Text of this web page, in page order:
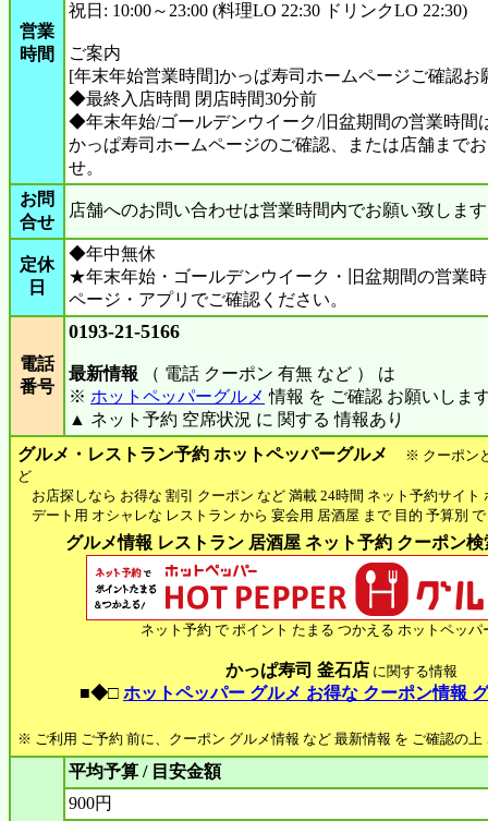
営業
時間
祝日: 10:00～23:00 (料理LO 22:30 ドリンクLO 22:30)
ご案内
[年末年始営業時間]かっぱ寿司ホームページご確認お
◆最終入店時間 閉店時間30分前
◆年末年始/ゴールデンウイーク/旧盆期間の営業時間
かっぱ寿司ホームページのご確認、または店舗まで
せ。
お問
合せ
店舗へのお問い合わせは営業時間内でお願い致しま
定休
日
◆年中無休
★年末年始・ゴールデンウイーク・旧盆期間の営業
ページ・アプリでご確認ください。
電話
番号
0193-21-5166
最新情報 （ 電話 クーポン 有無 など ） は
※ ホットペッパーグルメ 情報 を ご確認 お願いしま
▲ ネット予約 空席状況 に 関する 情報あり
グルメ・レストラン予約 ホットペッパーグルメ
※ クーポン
ど
お店探しなら お得な 割引 クーポン など 満載 24時間 ネット予約サイト
デート用 オシャレな レストラン から 宴会用 居酒屋 まで 目的 予算別
グルメ情報 レストラン 居酒屋 ネット予約 クーポン
ネット予約 で ポイント たまる つかえる ホットペッパ
かっぱ寿司 釜石店に関する情報
■◆□ ホットペッパー グルメ お得な クーポン情報
※ ご利用 ご予約 前に、クーポン グルメ情報 など 最新情報 を ご確認の上
平均予算 / 目安金額
900円